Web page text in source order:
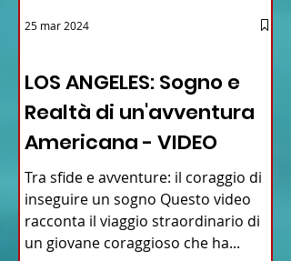
LOS ANGELES: Sogno e
Realtà di un'avventura
Americana - VIDEO
Tra sfide e avventure: il coraggio di
inseguire un sogno Questo video
racconta il viaggio straordinario di
un giovane coraggioso che ha...
25 mar 2024